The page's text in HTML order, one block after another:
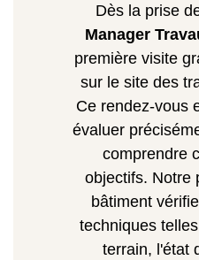
Dès la prise
Manager
première visite
sur le site des
Ce rendez-vous
évaluer
comprendre
objectifs. Notre
bâtiment
techniques
terrain, l'état